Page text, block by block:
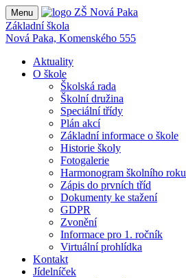
Menu
Základní škola
Nová Paka, Komenského 555
Aktuality
O škole
Školská rada
Školní družina
Speciální třídy
Plán akcí
Základní informace o škole
Historie školy
Fotogalerie
Harmonogram školního roku
Zápis do prvních tříd
Dokumenty ke stažení
GDPR
Zvonění
Informace pro 1. ročník
Virtuální prohlídka
Kontakt
Jídelníček